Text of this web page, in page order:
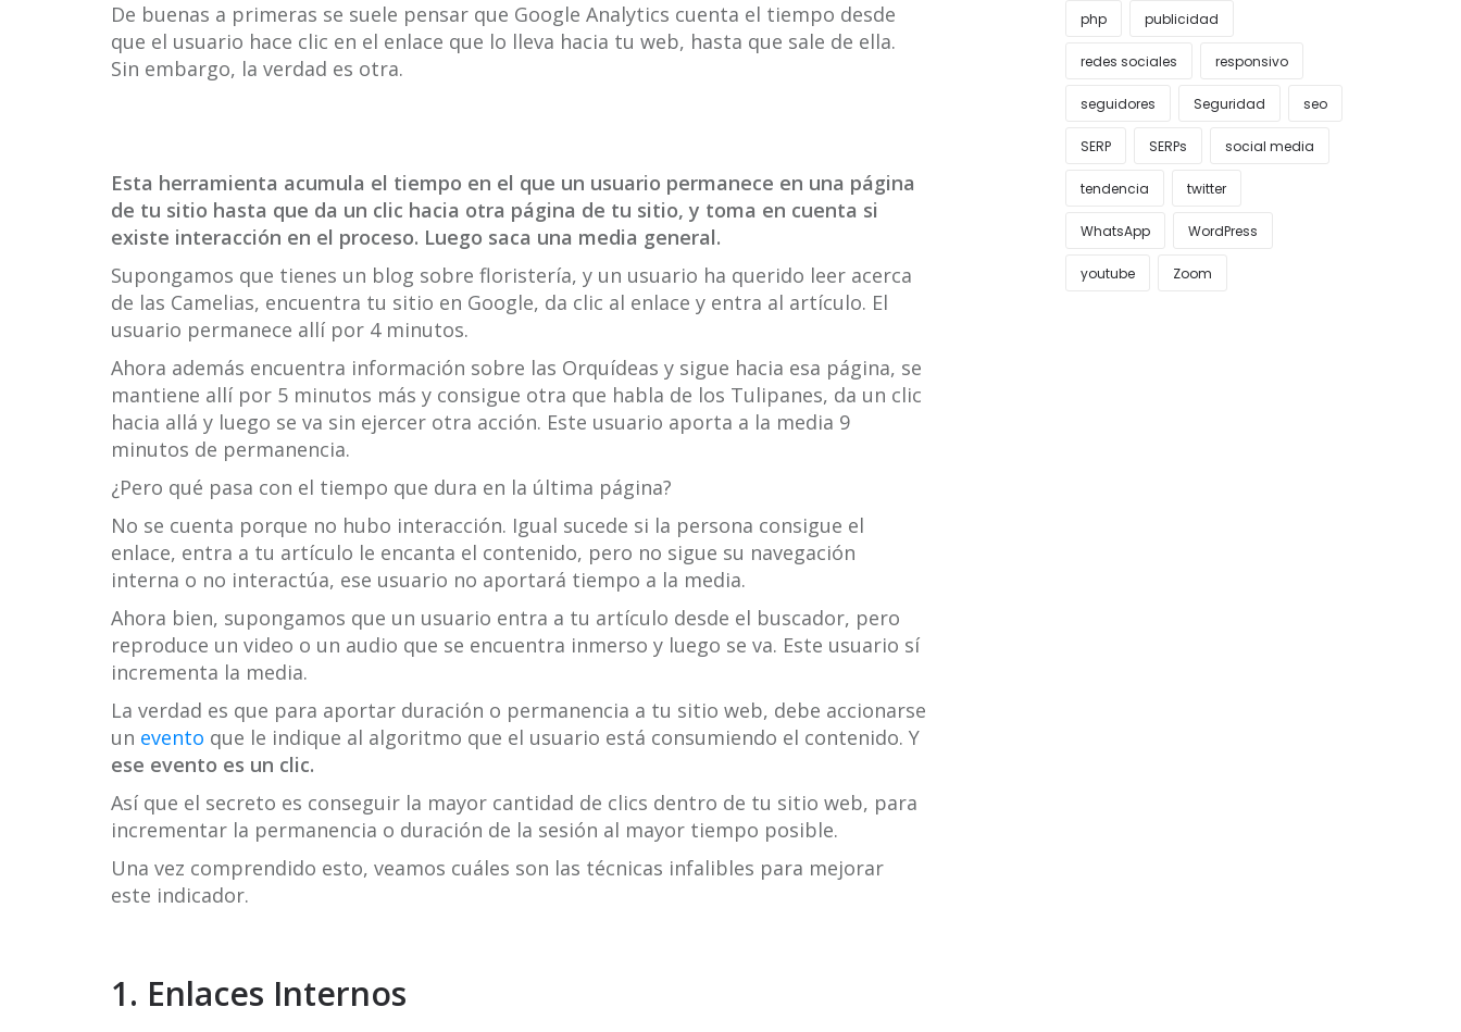
De buenas a primeras se suele pensar que Google Analytics cuenta el tiempo desde
que el usuario hace clic en el enlace que lo lleva hacia tu web, hasta que sale de ella.
Sin embargo, la verdad es otra.
Esta herramienta acumula el tiempo en el que un usuario permanece en una página
de tu sitio hasta que da un clic hacia otra página de tu sitio, y toma en cuenta si
existe interacción en el proceso. Luego saca una media general.
Supongamos que tienes un blog sobre floristería, y un usuario ha querido leer acerca
de las Camelias, encuentra tu sitio en Google, da clic al enlace y entra al artículo. El
usuario permanece allí por 4 minutos.
Ahora además encuentra información sobre las Orquídeas y sigue hacia esa página, se
mantiene allí por 5 minutos más y consigue otra que habla de los Tulipanes, da un clic
hacia allá y luego se va sin ejercer otra acción. Este usuario aporta a la media 9
minutos de permanencia.
¿Pero qué pasa con el tiempo que dura en la última página?
No se cuenta porque no hubo interacción. Igual sucede si la persona consigue el
enlace, entra a tu artículo le encanta el contenido, pero no sigue su navegación
interna o no interactúa, ese usuario no aportará tiempo a la media.
Ahora bien, supongamos que un usuario entra a tu artículo desde el buscador, pero
reproduce un video o un audio que se encuentra inmerso y luego se va. Este usuario sí
incrementa la media.
La verdad es que para aportar duración o permanencia a tu sitio web, debe accionarse
un evento que le indique al algoritmo que el usuario está consumiendo el contenido. Y
ese evento es un clic.
Así que el secreto es conseguir la mayor cantidad de clics dentro de tu sitio web, para
incrementar la permanencia o duración de la sesión al mayor tiempo posible.
Una vez comprendido esto, veamos cuáles son las técnicas infalibles para mejorar
este indicador.
1. Enlaces Internos
php publicidad
redes sociales responsivo
seguidores Seguridad seo
SERP SERPs social media
tendencia twitter
WhatsApp WordPress
youtube Zoom